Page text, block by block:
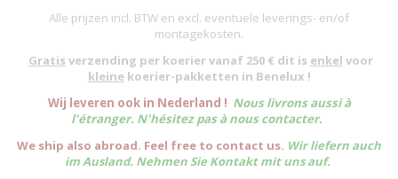
Alle prijzen incl. BTW en excl. eventuele leverings- en/of
montagekosten.
Gratis verzending per koerier vanaf 250 € dit is enkel voor
kleinekoerier-pakketten in Benelux !
Wij leveren ook in Nederland ! Nous livrons aussi à
l'étranger. N'hésitez pas à nous contacter.
We ship also abroad. Feel free to contact us. Wir liefern auch
im Ausland. Nehmen Sie Kontakt mit uns auf.